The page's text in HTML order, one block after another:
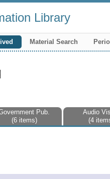
Library
Material Search
Pub.
6 items
Audio
4